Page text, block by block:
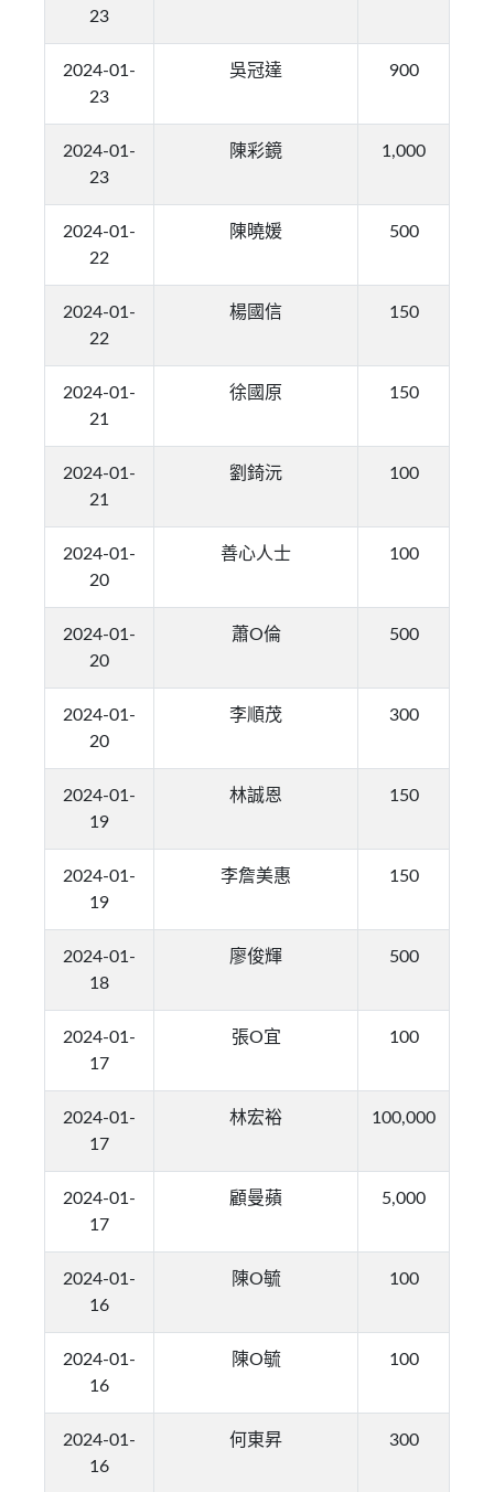
23
2024-01-
23
吳冠達 900
2024-01-
23
陳彩鏡 1,000
2024-01-
22
陳曉媛 500
2024-01-
22
楊國信 150
2024-01-
21
徐國原 150
2024-01-
21
劉錡沅 100
2024-01-
20
善心人士 100
2024-01-
20
蕭O倫 500
2024-01-
20
李順茂 300
2024-01-
19
林誠恩 150
2024-01-
19
李詹美惠 150
2024-01-
18
廖俊輝 500
2024-01-
17
張O宜 100
2024-01-
17
林宏裕 100,000
2024-01-
17
顧曼蘋 5,000
2024-01-
16
陳O毓 100
2024-01-
16
陳O毓 100
2024-01-
16
何東昇 300